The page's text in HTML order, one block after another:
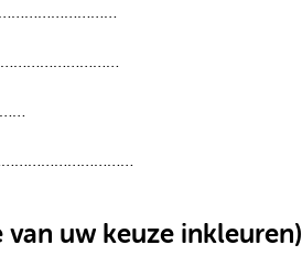
uw keuze inkleuren)